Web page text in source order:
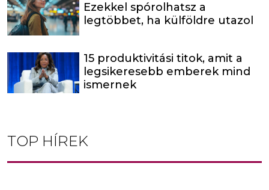
Ezekkel spórolhatsz a
legtöbbet, ha külföldre utazol
15 produktivitási titok, amit a
legsikeresebb emberek mind
ismernek
TOP HÍREK